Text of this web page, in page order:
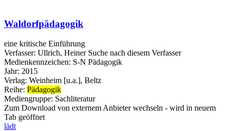
Waldorfpädagogik
eine kritische Einführung
Verfasser: Ullrich, Heiner Suche nach diesem Verfasser
Medienkennzeichen: S-N Pädagogik
Jahr: 2015
Verlag: Weinheim [u.a.], Beltz
Reihe: Pädagogik
Mediengruppe: Sachliteratur
Zum Download von externem Anbieter wechseln - wird in neuem
Tab geöffnet
lädt